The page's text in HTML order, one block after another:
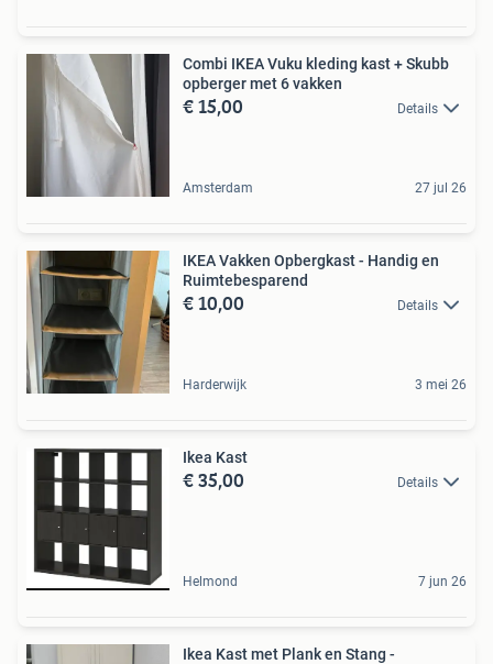
Combi IKEA Vuku kleding kast + Skubb
opberger met 6 vakken
€ 15,00 Details
Amsterdam 27 jul 26
IKEA Vakken Opbergkast - Handig en
Ruimtebesparend
€ 10,00 Details
Harderwijk 3 mei 26
Ikea Kast
€ 35,00 Details
Helmond 7 jun 26
Ikea Kast met Plank en Stang -